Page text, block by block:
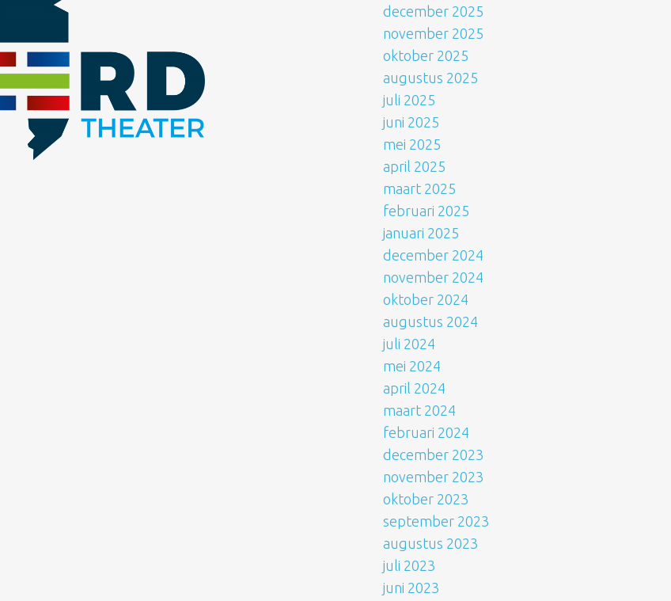
december 2025
november 2025
oktober 2025
augustus 2025
juli 2025
juni 2025
mei 2025
april 2025
maart 2025
februari 2025
januari 2025
december 2024
november 2024
oktober 2024
augustus 2024
juli 2024
mei 2024
april 2024
maart 2024
februari 2024
december 2023
november 2023
oktober 2023
september 2023
augustus 2023
juli 2023
juni 2023